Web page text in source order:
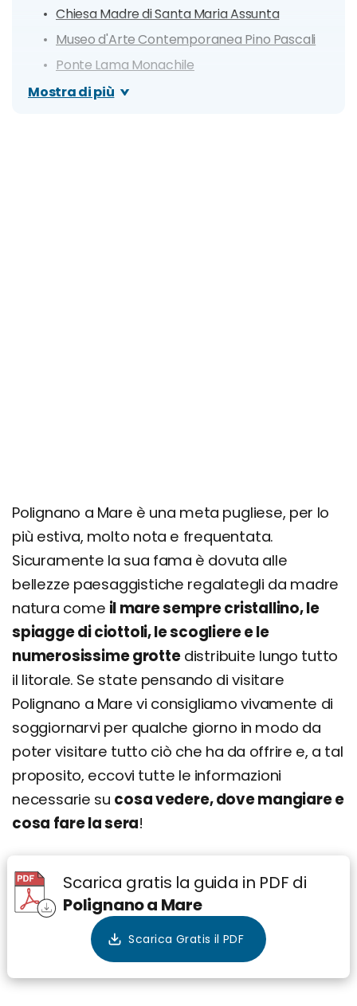
Chiesa Madre di Santa Maria Assunta
Museo d'Arte Contemporanea Pino Pascali
Ponte Lama Monachile
Casa dell'Orologio
Mostra di più
Polignano a Mare è una meta pugliese, per lo
più estiva, molto nota e frequentata.
Sicuramente la sua fama è dovuta alle
bellezze paesaggistiche regalategli da madre
natura come il mare sempre cristallino, le
spiagge di ciottoli, le scogliere e le
numerosissime grottedistribuite lungo tutto
il litorale. Se state pensando di visitare
Polignano a Mare vi consigliamo vivamente di
soggiornarvi per qualche giorno in modo da
poter visitare tutto ciò che ha da offrire e, a tal
proposito, eccovi tutte le informazioni
necessarie su cosa vedere, dove mangiare e
cosa fare la sera!
Scarica gratis la guida in PDF di
Polignano a Mare